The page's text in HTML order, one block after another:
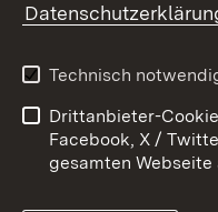
Link zum Landesportal
Impressum
Technisch
Drittanbieter-
Facebook, X /
gesamten